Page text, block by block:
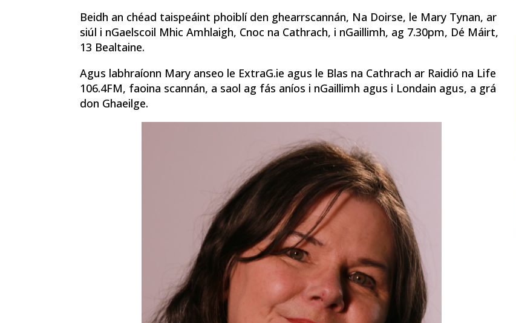
Beidh an chéad taispeáint phoiblí den ghearrscannán, Na Doirse, le Mary Tynan, ar
siúl i nGaelscoil Mhic Amhlaigh, Cnoc na Cathrach, i nGaillimh, ag 7.30pm, Dé Máirt,
13 Bealtaine.
Agus labhraíonn Mary anseo le ExtraG.ie agus le Blas na Cathrach ar Raidió na Life
106.4FM, faoina scannán, a saol ag fás aníos i nGaillimh agus i Londain agus, a grá
don Ghaeilge.